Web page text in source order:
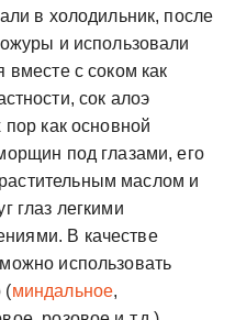
в холодильник, после
и использовали
вместе с соком как
сок алоэ
пор как основной
под глазами, его
маслом и
глаз легкими
В качестве
использовать
(миндальное,